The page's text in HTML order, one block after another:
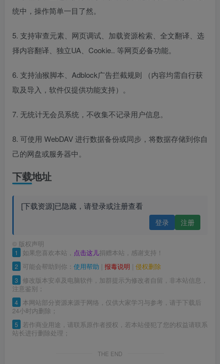
统中，操作简单一目了然。
5. 支持审查元素、网页调试、加载资源检索、全文翻译、选
择内容翻译、独立UA、Cookie.. 等网页必备功能。
6. 支持油猴脚本、Adblock广告拦截规则 （内容均需自行获
取及导入，软件仅提供功能支持）。
7. 无统计无会员系统，不收集不记录用户信息。
8. 可使用 WebDAV 进行数据备份或同步，将数据存储到你自
己的网盘或服务器中。
下载地址
[下载资源]已隐藏，请登录或注册查看
登录 注册
© 版权声明
1 如果您喜欢本站， 点击这儿捐赠本站，感谢支持！
2 可能会帮助到你： 使用帮助 | 报毒说明 | 侵权删除
3 修改版本安卓及电脑软件，加群提示为修改者自留，非本站信息，
注意鉴别；
4 本网站部分资源来源于网络，仅供大家学习与参考，请于下载后
24小时内删除；
5
若作商业用途，请联系原作者授权，若本站侵犯了您的权益请联系
站长进行删除处理；
THE END